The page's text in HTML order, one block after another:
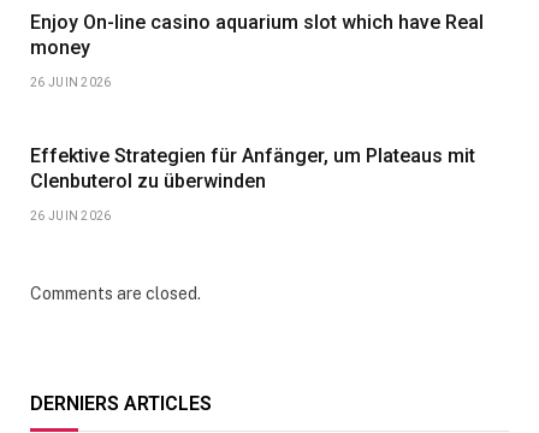
Enjoy On-line casino aquarium slot which have Real
money
26 JUIN 2026
Effektive Strategien für Anfänger, um Plateaus mit
Clenbuterol zu überwinden
26 JUIN 2026
Comments are closed.
DERNIERS ARTICLES